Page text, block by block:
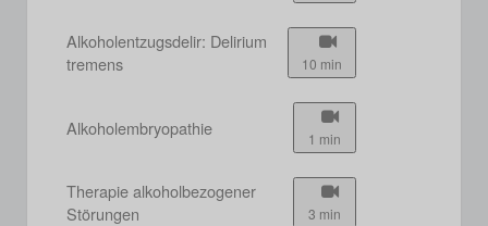
Alkoholentzugsdelir: Delirium
tremens
10 min
Alkoholembryopathie 1 min
Therapie alkoholbezogener
Störungen
3 min